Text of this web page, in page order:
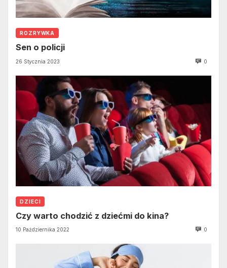
ROZRYWKA
Sen o policji
26 Stycznia 2023 0
DZIECI
Czy warto chodzić z dziećmi do kina?
10 Października 2022 0